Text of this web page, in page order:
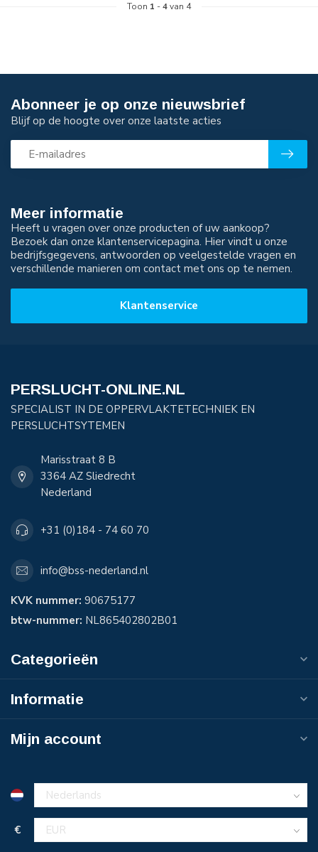
Toon 1 -4van 4
Meer informatie
Heeft u vragen over onze producten of uw aankoop?
Bezoek dan onze klantenservicepagina. Hier vindt u onze
bedrijfsgegevens, antwoorden op veelgestelde vragen en
verschillende manieren om contact met ons op te nemen.
Klantenservice
Abonneer je op onze nieuwsbrief
Blijf op de hoogte over onze laatste acties
PERSLUCHT-ONLINE.NL
SPECIALIST IN DE OPPERVLAKTETECHNIEK EN
PERSLUCHTSYTEMEN
Marisstraat 8 B
3364 AZ Sliedrecht
Nederland
+31 (0)184 - 74 60 70
info@bss-nederland.nl
KVK nummer: 90675177
btw-nummer: NL865402802B01
Categorieën
Informatie
Mijn account
€